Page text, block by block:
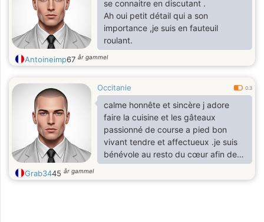
se connaitre en discutant .
Ah oui petit détail qui a son
importance ,je suis en fauteuil
roulant.
Antoineimp67 år gammel
Occitanie 0.3
calme honnête et sincère j adore
faire la cuisine et les gâteaux
passionné de course a pied bon
vivant tendre et affectueux .je suis
bénévole au resto du cœur afin de
servir des repas chaud au
personnes les plus démunies sur
Grab3445 år gammel